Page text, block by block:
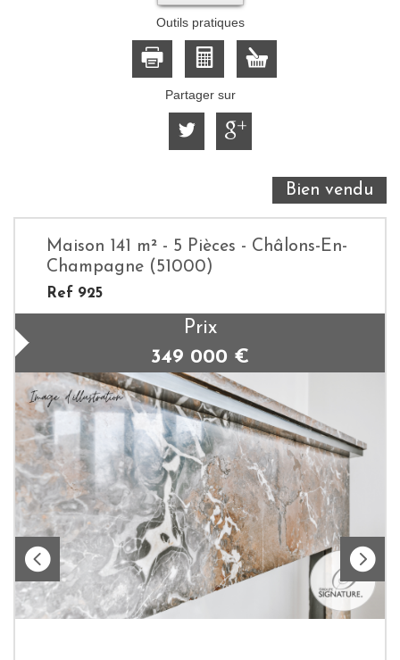
Outils pratiques
Partager sur
Bien vendu
Maison 141 m² - 5 Pièces - Châlons-En-
Champagne (51000)
Ref 925
Prix
349 000 €